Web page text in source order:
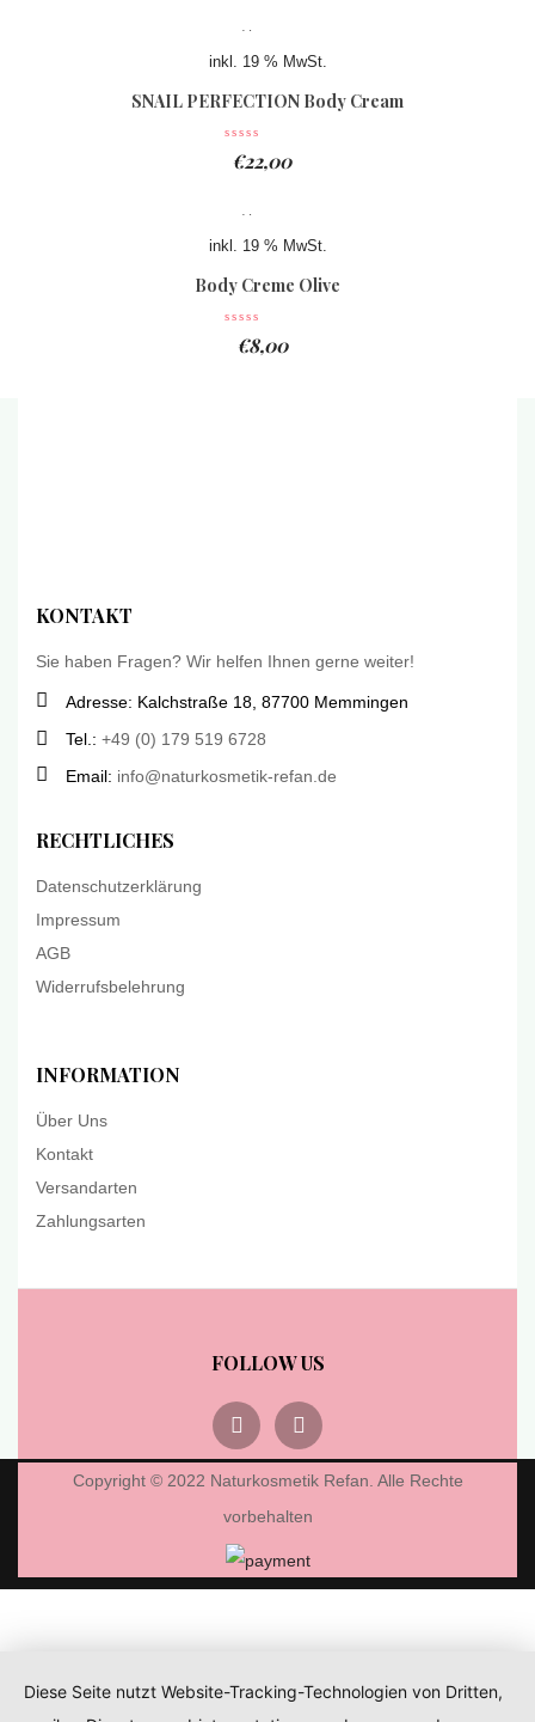
inkl. 19 % MwSt.
SNAIL PERFECTION Body Cream
€22,00
inkl. 19 % MwSt.
Body Creme Olive
€8,00
KONTAKT
Sie haben Fragen? Wir helfen Ihnen gerne weiter!
Adresse: Kalchstraße 18, 87700 Memmingen
Tel.: +49 (0) 179 519 6728
Email: info@naturkosmetik-refan.de
RECHTLICHES
Datenschutzerklärung
Impressum
AGB
Widerrufsbelehrung
INFORMATION
Über Uns
Kontakt
Versandarten
Zahlungsarten
FOLLOW US
Copyright © 2022 Naturkosmetik Refan. Alle Rechte
vorbehalten
Diese Seite nutzt Website-Tracking-Technologien von Dritten,